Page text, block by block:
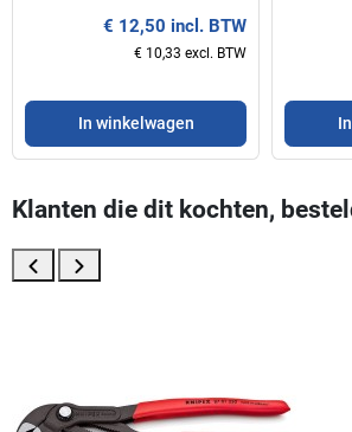
€ 12,50 incl. BTW
€ 10,33 excl. BTW
In winkelwagen
Klanten die dit kochten,